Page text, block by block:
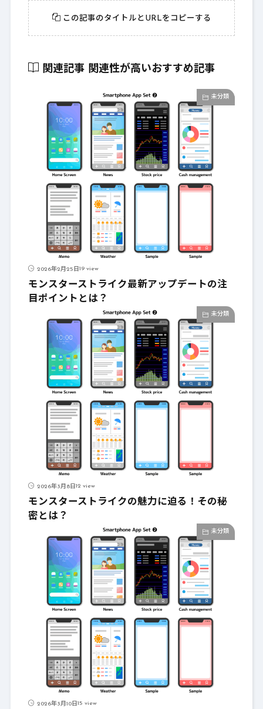
この記事のタイトルとURLをコピーする
関連記事 関連性が高いおすすめ記事
未分類
2026年2月25日19 view
モンスターストライク最新アップデートの注
目ポイントとは？
未分類
2026年3月8日12 view
モンスターストライクの魅力に迫る！その秘
密とは？
未分類
2026年3月10日15 view